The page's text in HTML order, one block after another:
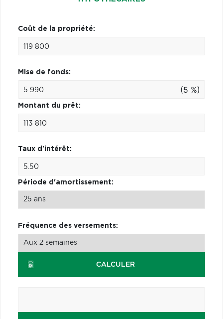
Coût de la propriété:
Mise de fonds:
(5 %)
Montant du prêt:
Taux d'intérêt:
Période d'amortissement:
Fréquence des versements:
CALCULER